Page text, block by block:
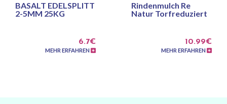
BASALT EDELSPLITT
2-5MM 25KG
6.7€
MEHR ERFAHREN
Rindenmulch Re
Natur Torfreduziert
10.99€
MEHR ERFAHREN